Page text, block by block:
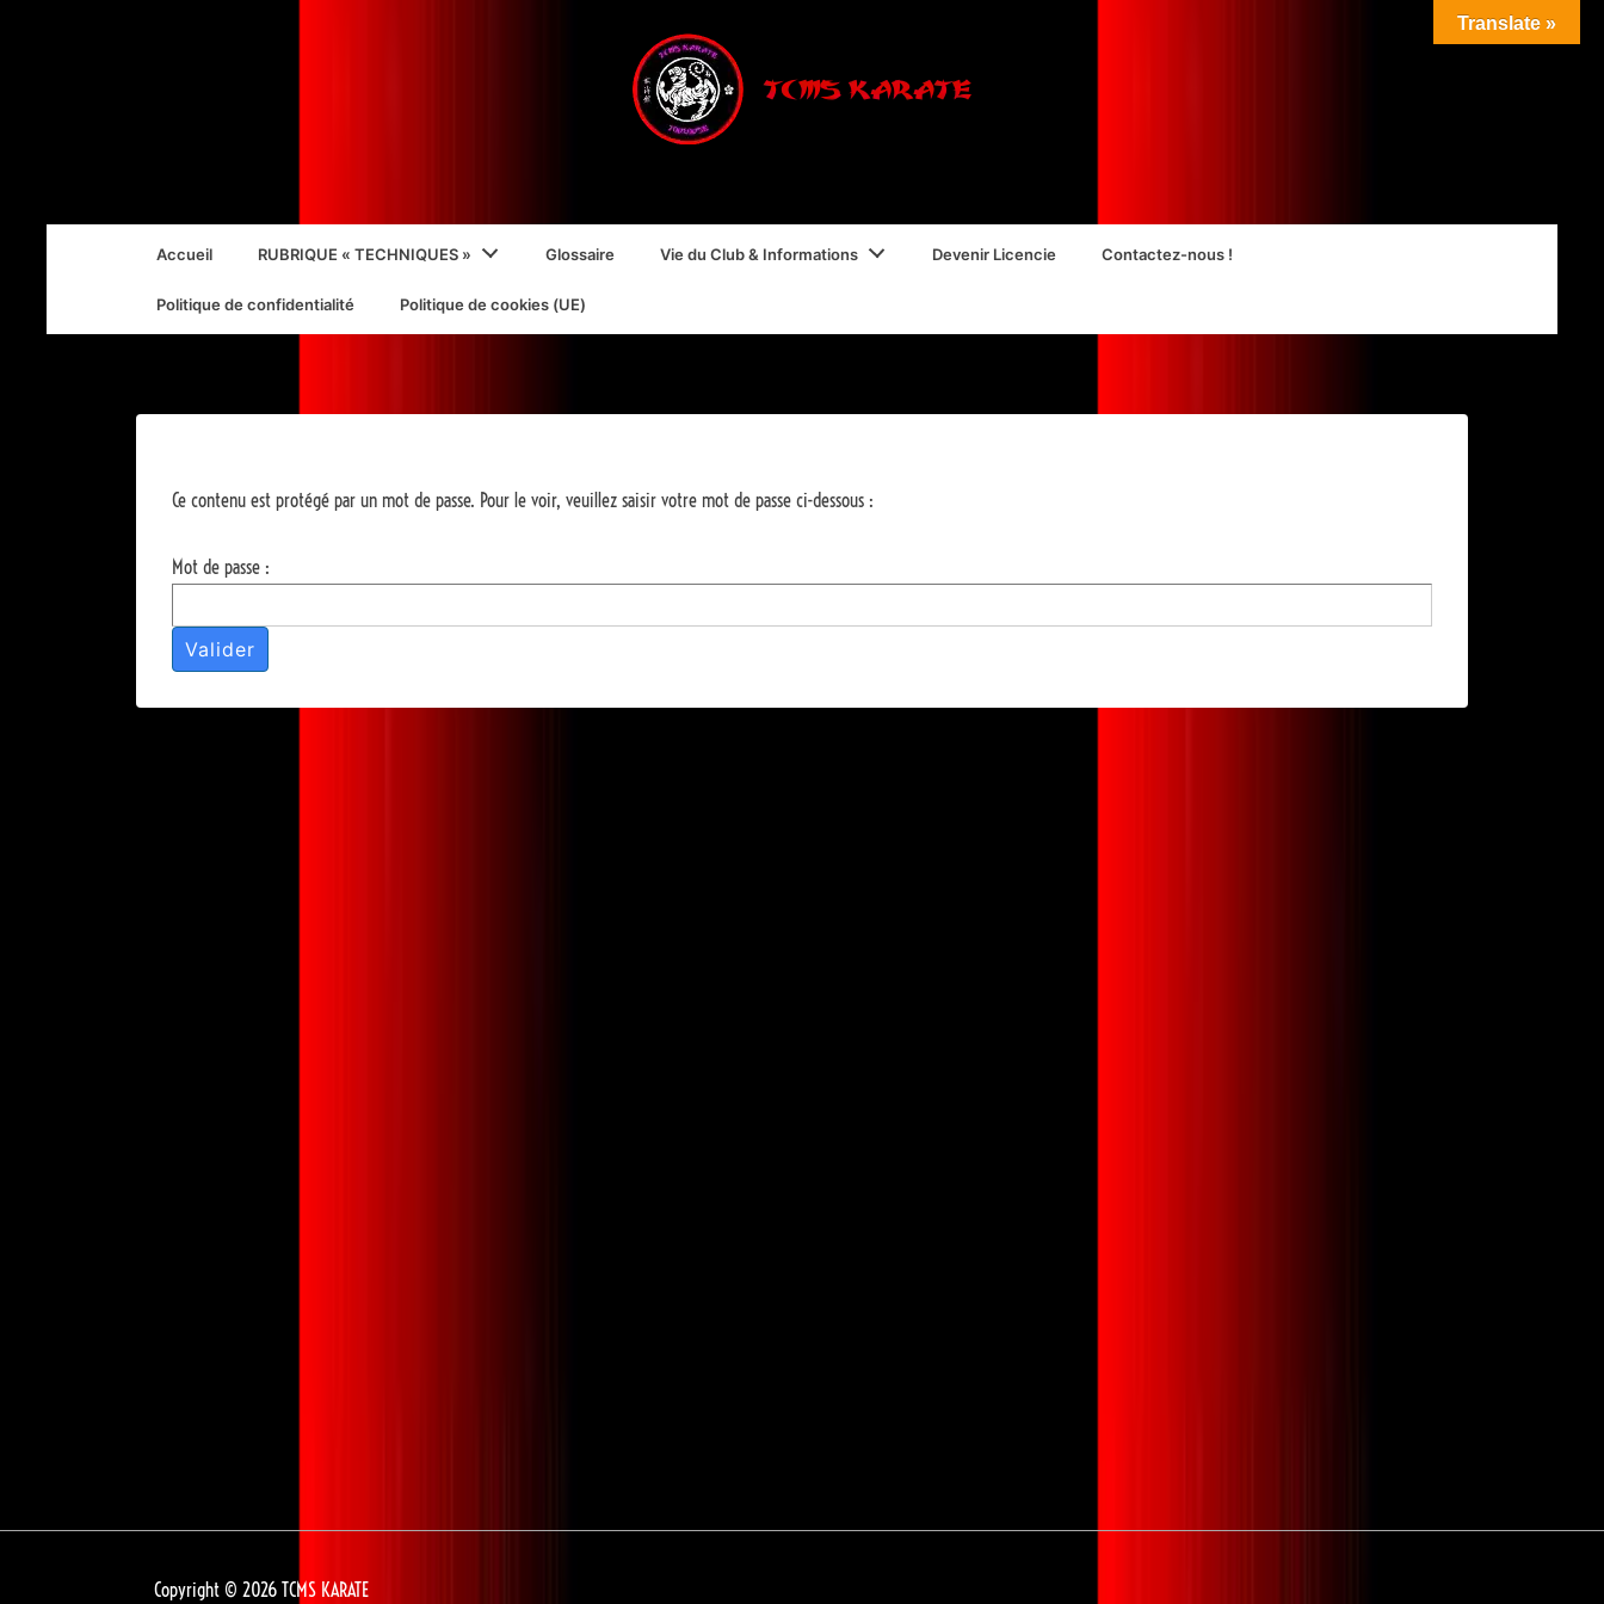
MainAccueil RUBRIQUE « TECHNIQUES » Glossaire Vie du Club & Informations Devenir Licencie Contactez-nous !
Politique de confidentialité Politique de cookies (UE)
Ce contenu est protégé par un mot de passe. Pour le voir, veuillez saisir votre mot de passe ci-dessous :
Mot de passe :
Copyright © 2026 TCMS KARATE
Translate »